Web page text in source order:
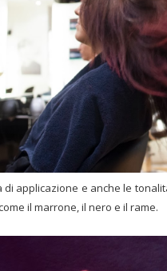
di applicazione e anche le
il marrone, il nero e il rame.